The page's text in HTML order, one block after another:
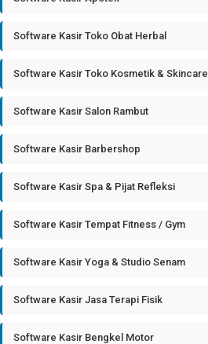
Software Kasir Toko Obat Herbal
Software Kasir Toko Kosmetik & Skincare
Software Kasir Salon Rambut
Software Kasir Barbershop
Software Kasir Spa & Pijat Refleksi
Software Kasir Tempat Fitness / Gym
Software Kasir Yoga & Studio Senam
Software Kasir Jasa Terapi Fisik
Software Kasir Bengkel Motor